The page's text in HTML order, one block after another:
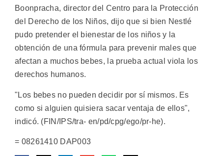
Boonpracha, director del Centro para la Protección
del Derecho de los Niños, dijo que si bien Nestlé
pudo pretender el bienestar de los niños y la
obtención de una fórmula para prevenir males que
afectan a muchos bebes, la prueba actual viola los
derechos humanos.
"Los bebes no pueden decidir por sí mismos. Es
como si alguien quisiera sacar ventaja de ellos",
indicó. (FIN/IPS/tra- en/pd/cpg/ego/pr-he).
= 08261410 DAP003